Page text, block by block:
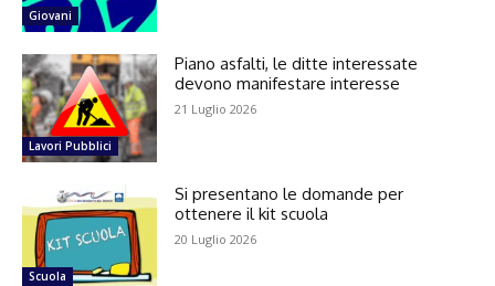
Giovani
Lavori Pubblici
Piano asfalti, le ditte interessate
devono manifestare interesse
21 Luglio 2026
Scuola
Si presentano le domande per
ottenere il kit scuola
20 Luglio 2026